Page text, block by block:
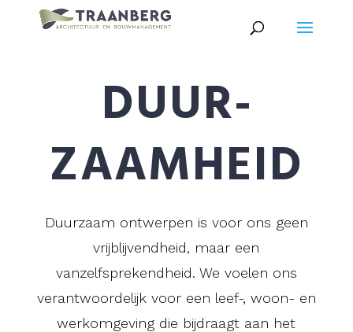
DUUR­
ZAAM­HEID
Duurzaam ontwerpen is voor ons geen
vrijblijvendheid, maar een
vanzelfsprekendheid. We voelen ons
verantwoordelijk voor een leef-, woon- en
werkomgeving die bijdraagt aan het